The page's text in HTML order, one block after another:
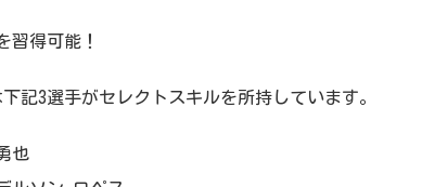
習得可能！
記3選手がセレクトスキルを所持しています。
也